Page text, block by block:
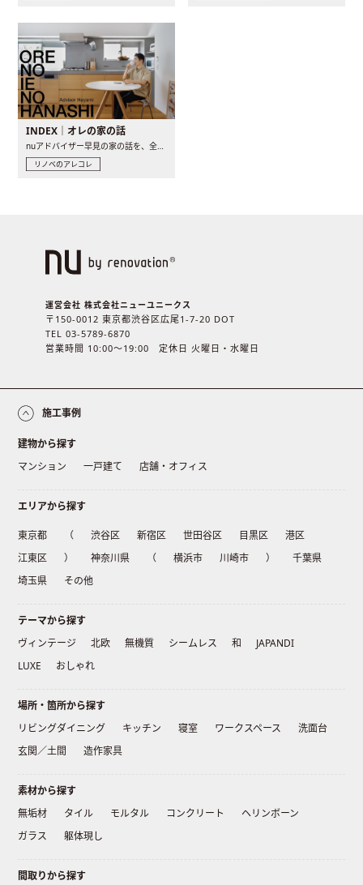
INDEX｜オレの家の話
nuアドバイザー早見の家の話を、全4話でお届け。リノベーションを..
リノベのアレコレ
運営会社 株式会社ニューユニークス
〒150-0012 東京都渋谷区広尾1-7-20 DOT
TEL 03-5789-6870
営業時間 10:00〜19:00 定休日 火曜日・水曜日
施工事例
建物から探す
マンション
一戸建て 店舗・オフィス
エリアから探す
東京都 （ 渋谷区 新宿区 世田谷区 目黒区
港区
江東区
） 神奈川県 （ 横浜市 川崎市 ）
千葉県
埼玉県
その他
テーマから探す
ヴィンテージ
北欧 無機質 シームレス 和
JAPANDI
LUXE
おしゃれ
場所・箇所から探す
リビングダイニング
キッチン 寝室 ワークスペース
洗面台
玄関／土間
造作家具
素材から探す
無垢材
タイル モルタル コンクリート
ヘリンボーン
ガラス
躯体現し
間取りから探す